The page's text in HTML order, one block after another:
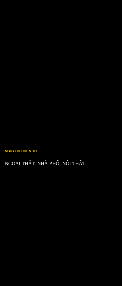
NGUYỄN THIÊN TÚ
NGOẠI THẤT, NHÀ PHỐ, NỘI THẤT